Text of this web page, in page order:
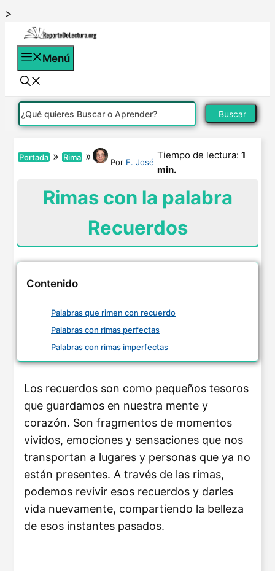
>
contenido
Menú
Buscar
Portada » Rima » Por F. José
Tiempo de lectura: 1
min.
Rimas con la palabra
Recuerdos
Contenido
Palabras que rimen con recuerdo
Palabras con rimas perfectas
Palabras con rimas imperfectas
Los recuerdos son como pequeños tesoros
que guardamos en nuestra mente y
corazón. Son fragmentos de momentos
vividos, emociones y sensaciones que nos
transportan a lugares y personas que ya no
están presentes. A través de las rimas,
podemos revivir esos recuerdos y darles
vida nuevamente, compartiendo la belleza
de esos instantes pasados.